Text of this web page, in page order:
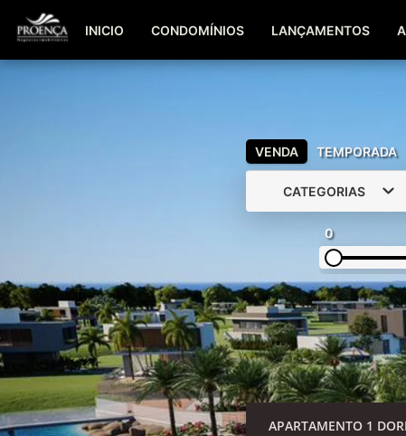
INICIO CONDOMÍNIOS LANÇAMENTOS
VENDA TEMPORADA
CATEGORIAS
0
APARTAMENTO 1